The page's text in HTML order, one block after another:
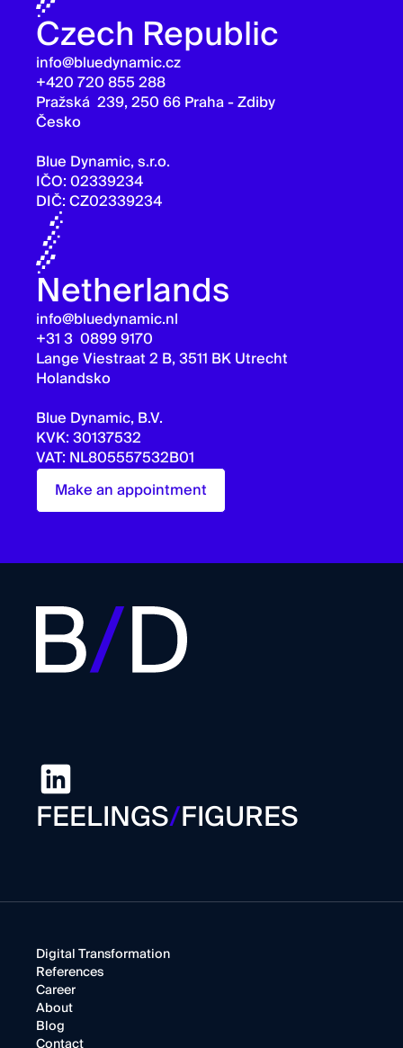
Czech Republic
info@bluedynamic.cz
+420 720 855 288
Pražská 239, 250 66 Praha - Zdiby
Česko
Blue Dynamic, s.r.o.
IČO: 02339234
DIČ: CZ02339234
Netherlands
info@bluedynamic.nl
+31 3 0899 9170
Lange Viestraat 2 B, 3511 BK Utrecht
Holandsko
Blue Dynamic, B.V.
KVK: 30137532
VAT: NL805557532B01
Make an appointment
FEELINGS/FIGURES
Digital Transformation
References
Career
About
Blog